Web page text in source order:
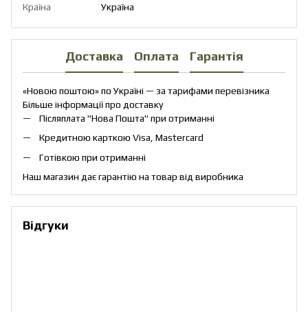
Країна
Україна
Доставка Оплата Гарантія
«Новою поштою» по Україні — за тарифами перевізника
Більше інформації про доставку
Післяплата "Нова Пошта" при отриманні
Кредитною карткою Visa, Mastercard
Готівкою при отриманні
Наш магазин дає гарантію на товар від виробника
Відгуки